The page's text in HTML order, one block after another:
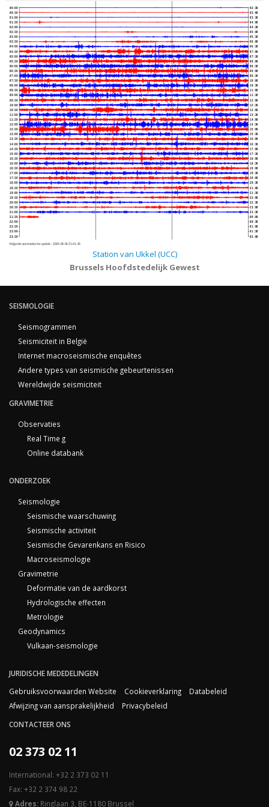
00:00
00:30
01:00
01:30
02:00
02:30
03:00
03:30
04:00
04:30
05:00
05:30
06:00
06:30
07:00
07:30
08:00
08:30
09:00
09:30
10:00
10:30
11:00
11:30
12:00
12:30
13:00
13:30
14:00
14:30
15:00
15:30
16:00
16:30
17:00
17:30
18:00
18:30
19:00
19:30
20:00
20:30
21:00
21:30
22:00
22:30
23:00
23:30
02:30
03:00
03:30
04:00
04:30
05:00
05:30
06:00
06:30
07:00
07:30
08:00
08:30
09:00
09:30
10:00
10:30
11:00
11:30
12:00
12:30
13:00
13:30
14:00
14:30
15:00
15:30
16:00
16:30
17:00
17:30
18:00
18:30
19:00
19:30
20:00
20:30
21:00
21:30
22:00
22:30
23:00
23:30
00:00
00:30
01:00
01:30
02:00
Volgende automatische update : 2026-08-06 21:41:40
Station van Ukkel (UCC)
Brussels Hoofdstedelijk Gewest
SEISMOLOGIE
Seismogrammen
Seismiciteit in België
Internet macroseismische enquêtes
Andere types van seismische gebeurtenissen
Wereldwijde seismiciteit
GRAVIMETRIE
Observaties
Real Time g
Online databank
ONDERZOEK
Seismologie
Seismische waarschuwing
Seismische activiteit
Seismische Gevarenkans en Risico
Macroseismologie
Gravimetrie
Deformatie van de aardkorst
Hydrologische effecten
Metrologie
Geodynamics
Vulkaan-seismologie
JURIDISCHE MEDEDELINGEN
Gebruiksvoorwaarden Website
Cookieverklaring
Databeleid
Afwijzing van aansprakelijkheid
Privacybeleid
CONTACTEER ONS
02 373 02 11
International: +32 2 373 02 11
Fax: +32 2 374 98 22
Adres: Ringlaan 3, BE-1180 Brussel